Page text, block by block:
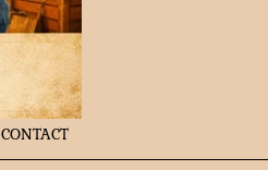
CONTACT